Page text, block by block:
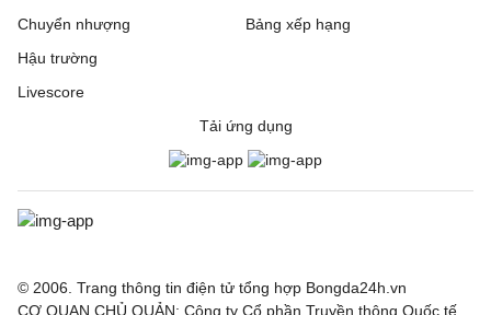
Chuyển nhượng
Hậu trường
Livescore
Bảng xếp hạng
Tải ứng dụng
© 2006. Trang thông tin điện tử tổng hợp Bongda24h.vn
CƠ QUAN CHỦ QUẢN: Công ty Cổ phần Truyền thông Quốc tế